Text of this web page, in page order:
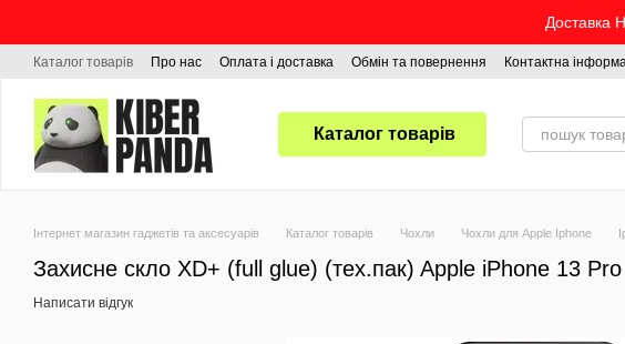
Доставка
Каталог товарів Про нас Оплата і доставка Обмін та повернення Контактна
Каталог товарів
Інтернет магазин гаджетів та аксесуарів Каталог товарів Чохли Чохли для Apple Iphone
Захисне скло XD+ (full glue) (тех.пак) Apple iPhone 13
Написати відгук